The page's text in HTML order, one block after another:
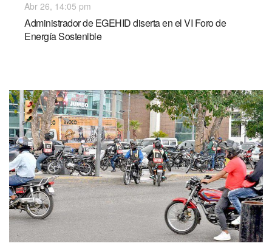
Abr 26, 14:05 pm
Administrador de EGEHID diserta en el VI Foro de
Energía Sostenible